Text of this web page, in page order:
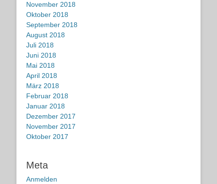
November 2018
Oktober 2018
September 2018
August 2018
Juli 2018
Juni 2018
Mai 2018
April 2018
März 2018
Februar 2018
Januar 2018
Dezember 2017
November 2017
Oktober 2017
Meta
Anmelden